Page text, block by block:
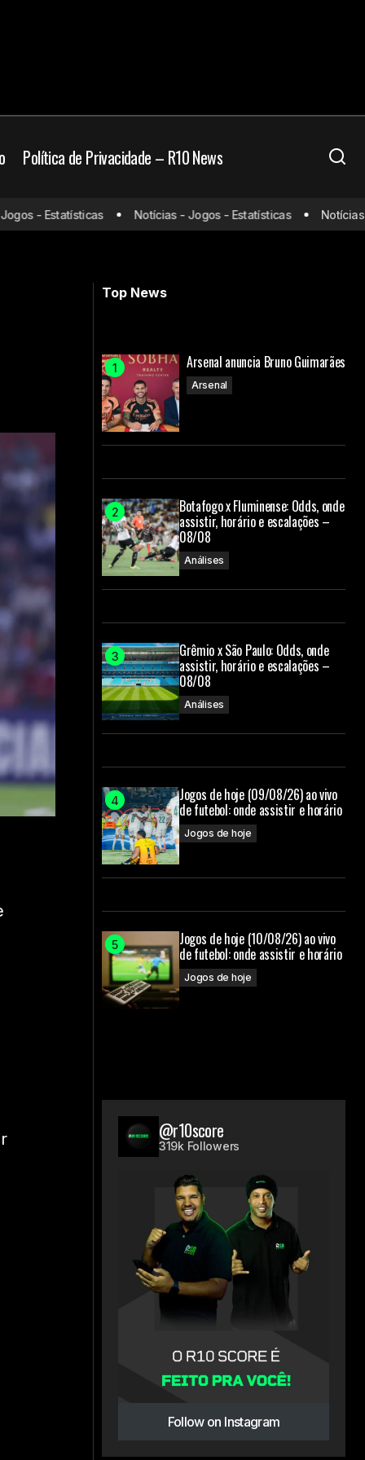
Política de Privacidade – R10 News
e escalações
Bayern de Munique x Augsburg: onde
assistir e escalações
- Estatísticas Notícias - Jogos - Estatísticas Notícias -
Top News
Arsenal anuncia Bruno Guimarães
Arsenal
Botafogo x Fluminense: Odds, onde
assistir, horário e escalações –
08/08
Análises
Grêmio x São Paulo: Odds, onde
assistir, horário e escalações –
08/08
Análises
Jogos de hoje (09/08/26) ao vivo
de futebol: onde assistir e horário
Jogos de hoje
Jogos de hoje (10/08/26) ao vivo
de futebol: onde assistir e horário
Jogos de hoje
@r10score
319k Followers
Follow on Instagram